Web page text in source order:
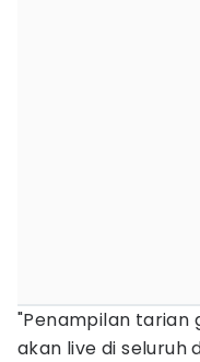
"Penampilan tarian
akan live di seluruh